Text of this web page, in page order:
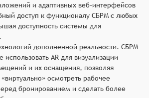
и адаптивных веб-интерфейсов
доступ к функционалу СБРМ с любых
доступность системы для
дополненной реальности. СБРМ
использовать AR для визуализации
и их оснащения, позволяя
осмотреть рабочее
бронированием и сделать более